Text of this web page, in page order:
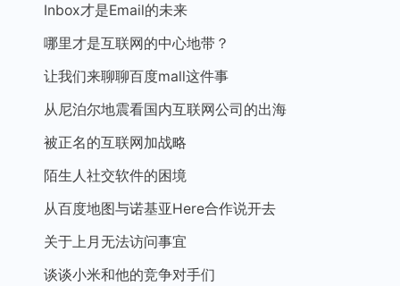
Inbox才是Email的未来
哪里才是互联网的中心地带？
让我们来聊聊百度mall这件事
从尼泊尔地震看国内互联网公司的出海
被正名的互联网加战略
陌生人社交软件的困境
从百度地图与诺基亚Here合作说开去
关于上月无法访问事宜
谈谈小米和他的竞争对手们